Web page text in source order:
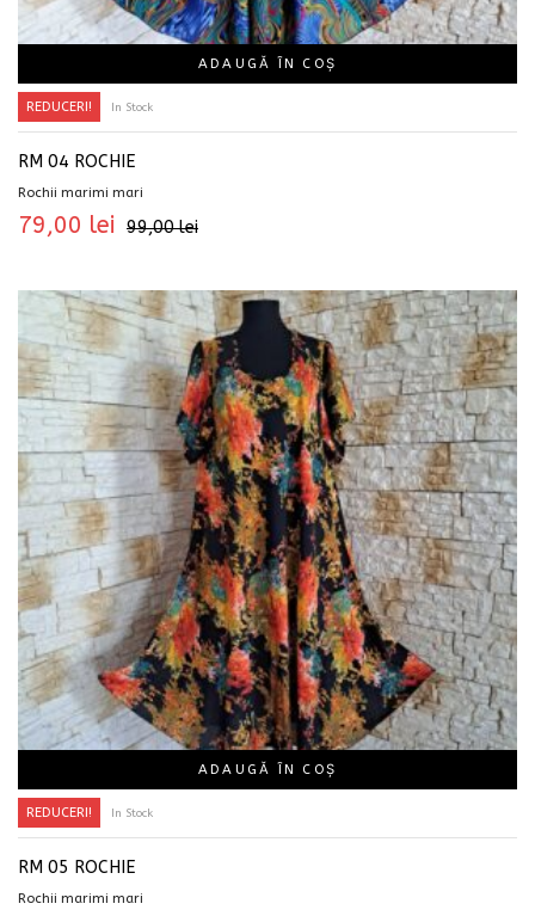
ADAUGĂ ÎN COȘ
REDUCERI! In Stock
RM 04 ROCHIE
Rochii marimi mari
99,00lei
79,00 lei
ADAUGĂ ÎN COȘ
REDUCERI! In Stock
RM 05 ROCHIE
Rochii marimi mari